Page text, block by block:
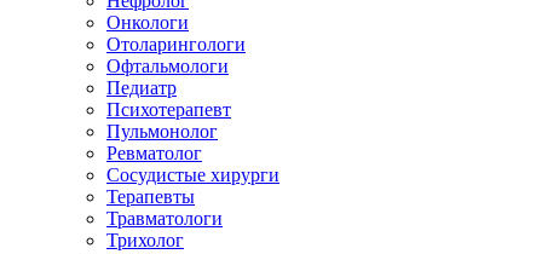
Онкологи
Отоларингологи
Офтальмологи
Педиатр
Психотерапевт
Пульмонолог
Ревматолог
Сосудистые хирурги
Терапевты
Травматологи
Трихолог